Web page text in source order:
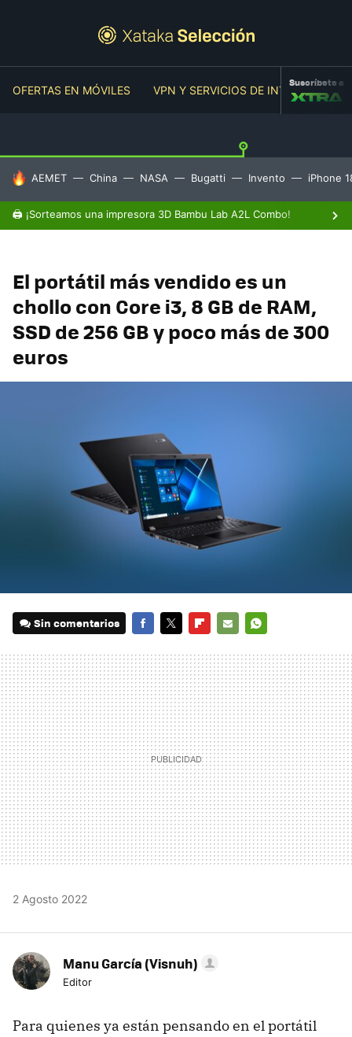
OFERTAS EN MÓVILES VPN Y SERVICIOS DE INTERNET
Suscríbete a
HOY SE HABLA DE
AEMET China NASA Bugatti Invento iPhone
🖨️ ¡Sorteamos una impresora 3D Bambu Lab A2L Combo!
El portátil más vendido es un
chollo con Core i3, 8 GB de RAM,
SSD de 256 GB y poco más de 300
euros
Sin comentarios
MAIL
2 Agosto 2022
Manu García (Visnuh)
Editor
Para quienes ya están pensando en el portátil